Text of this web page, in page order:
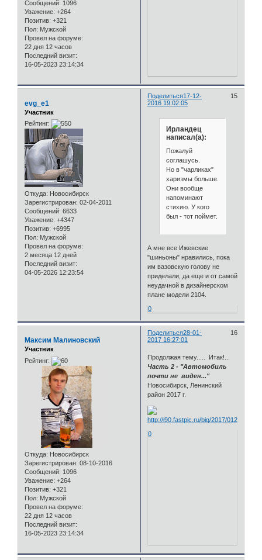
Сообщений: 1096
Уважение: +264
Позитив: +321
Пол: Мужской
Провел на форуме:
22 дня 12 часов
Последний визит:
16-05-2023 23:14:34
Поделиться 15
17-12-
2016 19:02:05
evg_e1
Участник
Рейтинг:
Откуда: Новосибирск
Зарегистрирован: 02-04-2011
Сообщений: 6633
Уважение: +4347
Позитив: +6995
Пол: Мужской
Провел на форуме:
2 месяца 12 дней
Последний визит:
04-05-2026 12:23:54
Ирландец
написал(а):
Пожалуй
соглашусь.
Но в "чарликах"
харизмы больше.
Они вообще
напоминают
стихию. У кого
был - тот поймет.
А мне все Ижевские
"шиньоны" нравились, пока
им вазовскую голову не
приделали, да еще и от самой
неудачной в дизайнерском
плане модели 2104.
0
Поделиться 16
28-01-
2017 16:27:01
Максим Малиновский
Участник
Рейтинг:
Откуда: Новосибирск
Зарегистрирован: 08-10-2016
Сообщений: 1096
Уважение: +264
Позитив: +321
Пол: Мужской
Провел на форуме:
22 дня 12 часов
Последний визит:
16-05-2023 23:14:34
Продолжая тему..... Итак!...
Часть 2 - "Автомобиль
почти не виден..."
Новосибирск, Ленинский
район 2017 г.
0